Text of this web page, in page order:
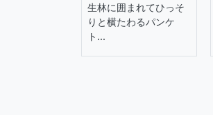
生林に囲まれてひっそ
りと横たわるパンケ
ト...